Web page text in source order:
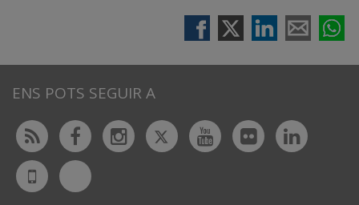
ENS POTS SEGUIR A
Rss FacebookInstagram
TwitterYoutubeFlickr
UdL
App
Bluesky